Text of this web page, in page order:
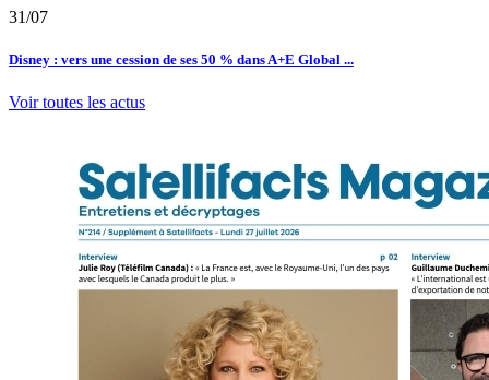
31/07
Disney : vers une cession de ses 50 % dans A+E Global ...
Voir toutes les actus